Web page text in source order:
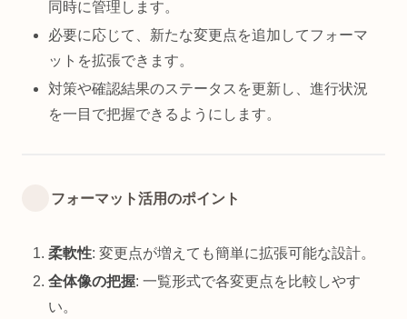
同時に管理します。
必要に応じて、新たな変更点を追加してフォーマ
ットを拡張できます。
対策や確認結果のステータスを更新し、進行状況
を一目で把握できるようにします。
フォーマット活用のポイント
柔軟性: 変更点が増えても簡単に拡張可能な設計。
全体像の把握: 一覧形式で各変更点を比較しやす
い。